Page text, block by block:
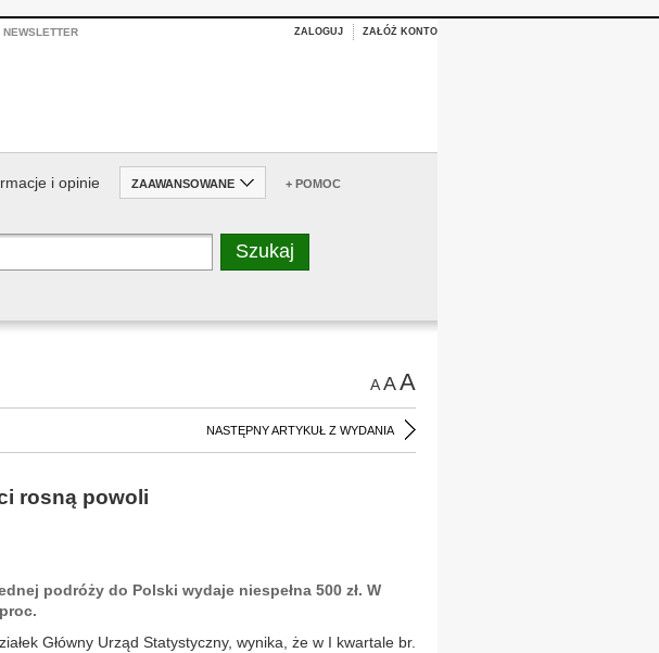
NEWSLETTER ZALOGUJ ZAŁÓŻ KONTO
i opinie ZAAWANSOWANE + POMOC
AAA
NASTĘPNY ARTYKUŁ Z WYDANIA
rosną powoli
podróży do Polski wydaje niespełna 500 zł. W
Główny Urząd Statystyczny, wynika, że w I kwartale br.